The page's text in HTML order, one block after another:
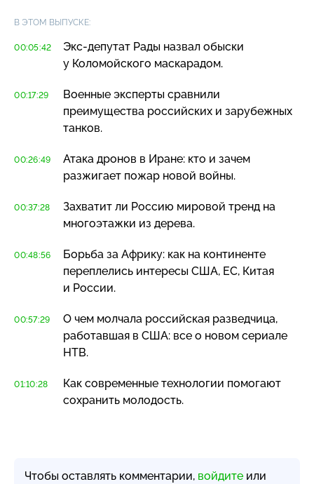
В ЭТОМ ВЫПУСКЕ:
00:05:42 Экс-депутат Рады назвал обыски
у Коломойского маскарадом.
00:17:29
Военные эксперты сравнили
преимущества российских и зарубежных
танков.
00:26:49
Атака дронов в Иране: кто и зачем
разжигает пожар новой войны.
00:37:28
Захватит ли Россию мировой тренд на
многоэтажки из дерева.
00:48:56
Борьба за Африку: как на континенте
переплелись интересы США, ЕС, Китая
и России.
00:57:29
О чем молчала российская разведчица,
работавшая в США: все о новом сериале
НТВ.
01:10:28
Как современные технологии помогают
сохранить молодость.
Чтобы оставлять комментарии, войдите или